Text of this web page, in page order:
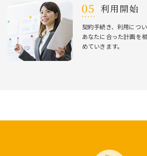
利⽤開始
契約⼿続き、利⽤につ
あなたに合った計画を
めていきます。